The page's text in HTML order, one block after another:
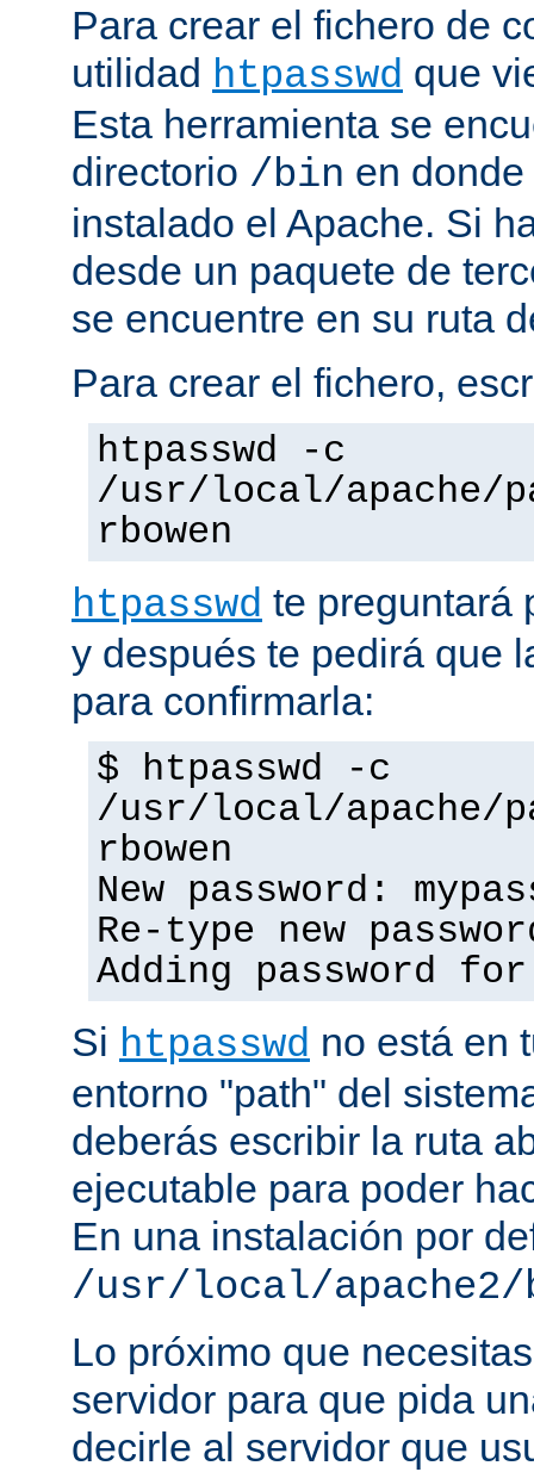
Para crear el fichero de
utilidad htpasswd que
Esta herramienta se
directorio /bin en
instalado el Apache. Si
desde un paquete de
se encuentre en su ruta
Para crear el fichero,
htpasswd -c
/usr/local/apache/
rbowen
htpasswd te preguntará
y después te pedirá que
para confirmarla:
$ htpasswd -c
/usr/local/apache/
rbowen
New password:
Re-type new
Adding password
Si htpasswd no está en
entorno "path" del
deberás escribir la ruta
ejecutable para poder
En una instalación por
/usr/local/apache2/
Lo próximo que
servidor para que pida
decirle al servidor que